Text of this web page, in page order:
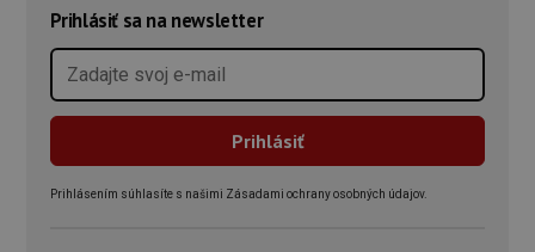
Prihlásiť sa na newsletter
Prihlásením súhlasíte s našimi Zásadami ochrany osobných údajov.